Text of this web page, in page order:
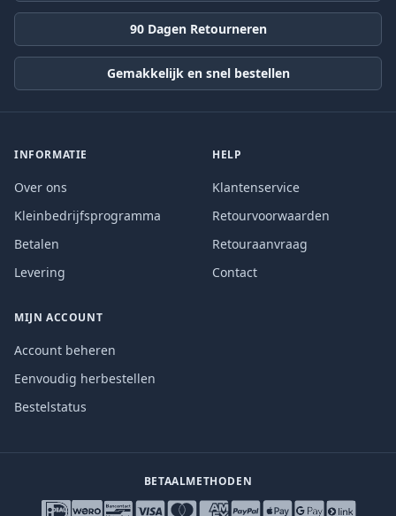
90 Dagen Retourneren
Gemakkelijk en snel bestellen
INFORMATIE
Over ons
Kleinbedrijfsprogramma
Betalen
Levering
HELP
Klantenservice
Retourvoorwaarden
Retouraanvraag
Contact
MIJN ACCOUNT
Account beheren
Eenvoudig herbestellen
Bestelstatus
BETAALMETHODEN